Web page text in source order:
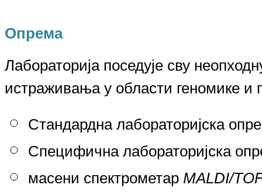
Опрема
Лабораторија поседује сву
истраживања у области геномике и
Стандардна лабораторијска
Специфична лабораторијска
масени спектрометар MALDI/